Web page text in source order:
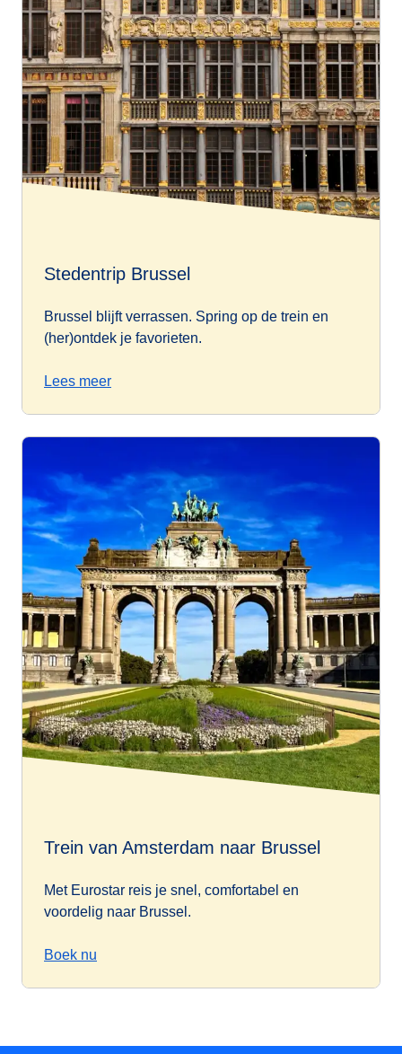
Stedentrip Brussel
Brussel blijft verrassen. Spring op de trein en
(her)ontdek je favorieten.
Lees meer
Trein van Amsterdam naar Brussel
Met Eurostar reis je snel, comfortabel en
voordelig naar Brussel.
Boek nu